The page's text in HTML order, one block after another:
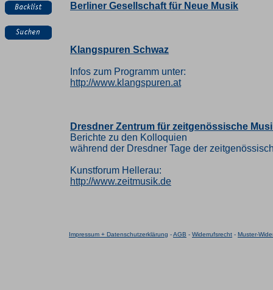
Berliner Gesellschaft für Neue Musik
Klangspuren Schwaz
Infos zum Programm unter:
http://www.klangspuren.at
Dresdner Zentrum für zeitgenössische
Berichte zu den Kolloquien
während der Dresdner Tage der
Kunstforum Hellerau:
http://www.zeitmusik.de
Impressum + Datenschutzerklärung -AGB - Widerrufsrecht - Muster-